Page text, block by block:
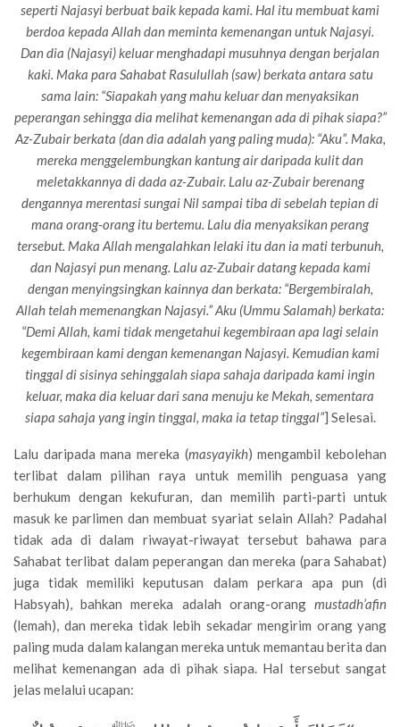
seperti Najasyi berbuat baik kepada kami. Hal itu membuat kami
berdoa kepada Allah dan meminta kemenangan untuk Najasyi.
Dan dia (Najasyi) keluar menghadapi musuhnya dengan berjalan
kaki. Maka para Sahabat Rasulullah (saw) berkata antara satu
sama lain: “Siapakah yang mahu keluar dan menyaksikan
peperangan sehingga dia melihat kemenangan ada di pihak siapa?”
Az-Zubair berkata (dan dia adalah yang paling muda): “Aku”. Maka,
mereka menggelembungkan kantung air daripada kulit dan
meletakkannya di dada az-Zubair. Lalu az-Zubair berenang
dengannya merentasi sungai Nil sampai tiba di sebelah tepian di
mana orang-orang itu bertemu. Lalu dia menyaksikan perang
tersebut. Maka Allah mengalahkan lelaki itu dan ia mati terbunuh,
dan Najasyi pun menang. Lalu az-Zubair datang kepada kami
dengan menyingsingkan kainnya dan berkata: “Bergembiralah,
Allah telah memenangkan Najasyi.” Aku (Ummu Salamah) berkata:
“Demi Allah, kami tidak mengetahui kegembiraan apa lagi selain
kegembiraan kami dengan kemenangan Najasyi. Kemudian kami
tinggal di sisinya sehinggalah siapa sahaja daripada kami ingin
keluar, maka dia keluar dari sana menuju ke Mekah, sementara
siapa sahaja yang ingin tinggal, maka ia tetap tinggal”] Selesai.
Lalu daripada mana mereka (masyayikh) mengambil kebolehan
terlibat dalam pilihan raya untuk memilih penguasa yang
berhukum dengan kekufuran, dan memilih parti-parti untuk
masuk ke parlimen dan membuat syariat selain Allah? Padahal
tidak ada di dalam riwayat-riwayat tersebut bahawa para
Sahabat terlibat dalam peperangan dan mereka (para Sahabat)
juga tidak memiliki keputusan dalam perkara apa pun (di
Habsyah), bahkan mereka adalah orang-orang mustadh’afin
(lemah), dan mereka tidak lebih sekadar mengirim orang yang
paling muda dalam kalangan mereka untuk memantau berita dan
melihat kemenangan ada di pihak siapa. Hal tersebut sangat
jelas melalui ucapan: